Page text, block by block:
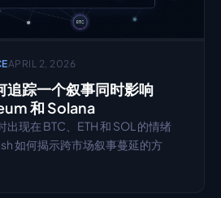
APRIL 2, 2026
踪一个叙事同时影响
和 Solana
现在 BTC、ETH 和 SOL 的情绪
如何揭示跨市场叙事蔓延的方